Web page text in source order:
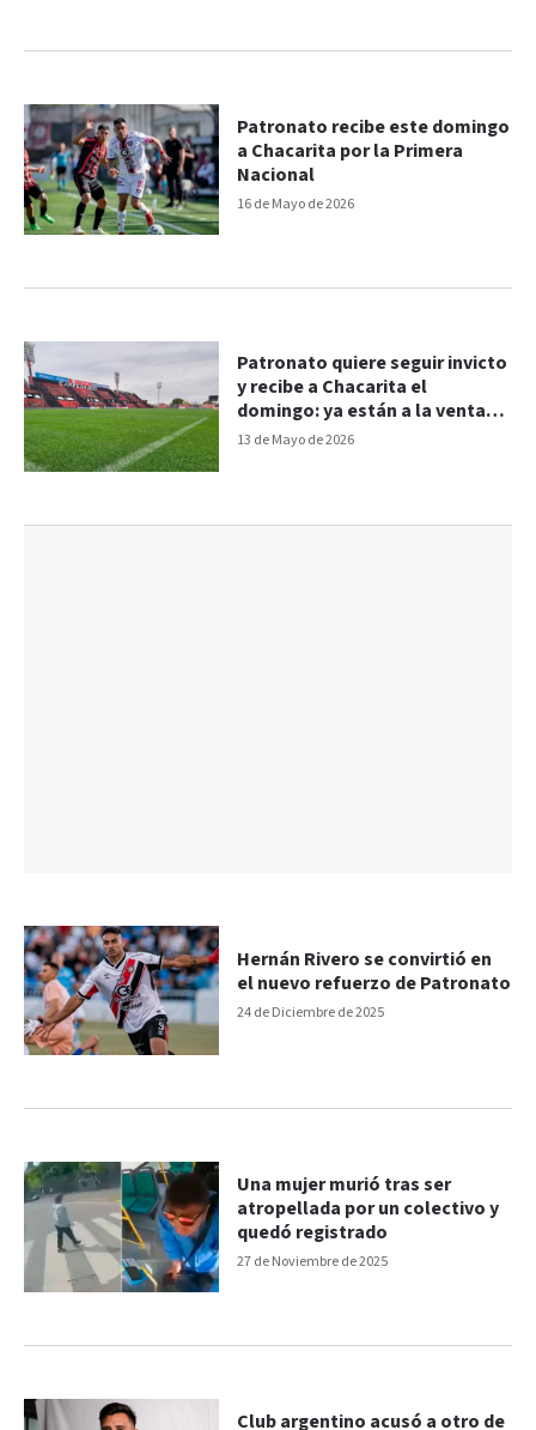
16 de Mayo de 2026
Patronato recibe este domingo
a Chacarita por la Primera
Nacional
13 de Mayo de 2026
Patronato quiere seguir invicto
y recibe a Chacarita el
domingo: ya están a la venta
las entradas
24 de Diciembre de 2025
Hernán Rivero se convirtió en
el nuevo refuerzo de Patronato
27 de Noviembre de 2025
Una mujer murió tras ser
atropellada por un colectivo y
quedó registrado
Club argentino acusó a otro de